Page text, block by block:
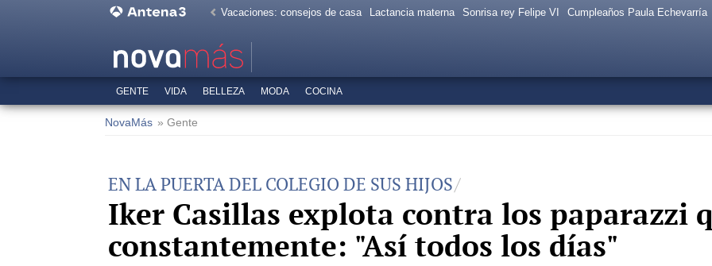
Vacaciones: consejos de casa Lactancia materna Sonrisa rey Felipe VI Cumpleaños Paula Echevarría
GENTE VIDA BELLEZA MODA COCINA
NovaMás » Gente
EN LA PUERTA DEL COLEGIO DE SUS HIJOS
Iker Casillas explota contra los paparazzi
constantemente: "Así todos los días"